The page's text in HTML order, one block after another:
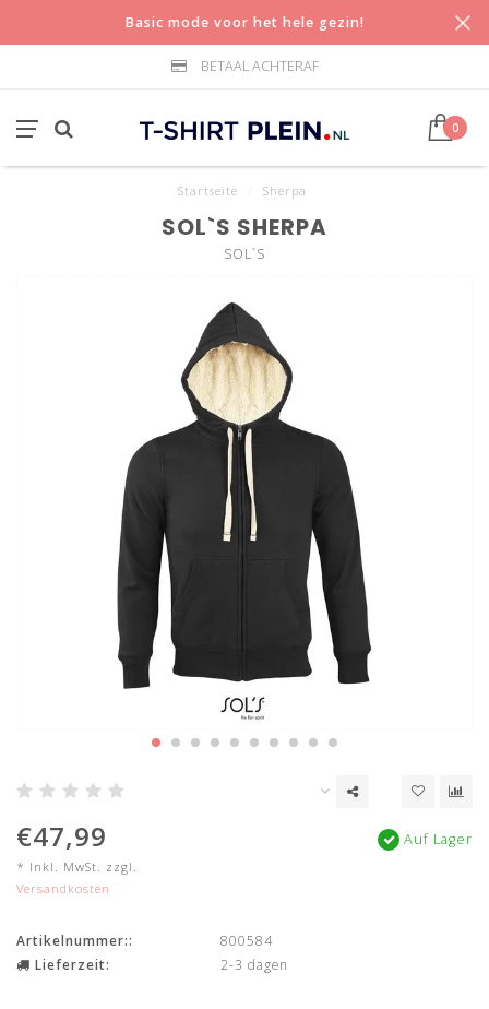
Basic mode voor het hele gezin!
BETAAL ACHTERAF
0
Startseite Sherpa
SOL`S SHERPA
SOL`S
€47,99
* Inkl. MwSt. zzgl.
Versandkosten
Auf Lager
Artikelnummer::
800584
Lieferzeit:
2-3 dagen